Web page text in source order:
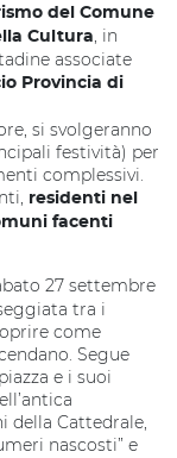
del Comune
Cultura, in
associate
Provincia di
si svolgeranno
festività) per
complessivi.
residenti nel
facenti
27 settembre
tra i
come
Segue
e i suoi
della Cattedrale,
nascosti” e